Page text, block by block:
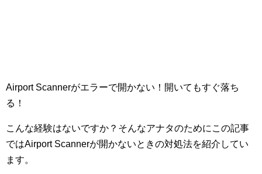
Airport Scannerがエラーで開かない！開いてもすぐ落ち
る！
こんな経験はないですか？そんなアナタのためにこの記事
ではAirport Scannerが開かないときの対処法を紹介してい
ます。